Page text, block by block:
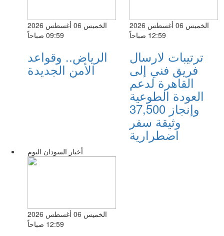
الخميس 06 أغسطس 2026
09:59 صباحاً
الرياض.. وقواعد
الأمن الجديدة
الخميس 06 أغسطس 2026
12:59 صباحاً
ترتيبات لارسال
فريق فني إلى
القاهرة لدعم
العودة الطوعية
وإنجاز 37,500
وثيقة سفر
اضطرارية
أخبار السودان اليوم
الخميس 06 أغسطس 2026
12:59 صباحاً